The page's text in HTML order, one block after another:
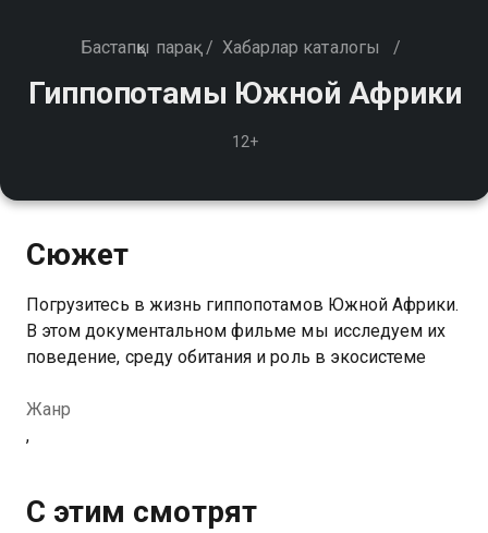
Бастапқы парақ / Хабарлар каталогы /
Гиппопотамы Южной Африки
12+
Сюжет
Погрузитесь в жизнь гиппопотамов Южной Африки.
В этом документальном фильме мы исследуем их
поведение, среду обитания и роль в экосистеме
Жанр
,
С этим смотрят